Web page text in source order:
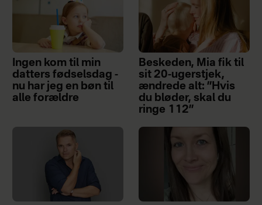
Ingen kom til min
datters fødselsdag -
nu har jeg en bøn til
alle forældre
Beskeden, Mia fik til
sit 20-ugerstjek,
ændrede alt: ”Hvis
du bløder, skal du
ringe 112”